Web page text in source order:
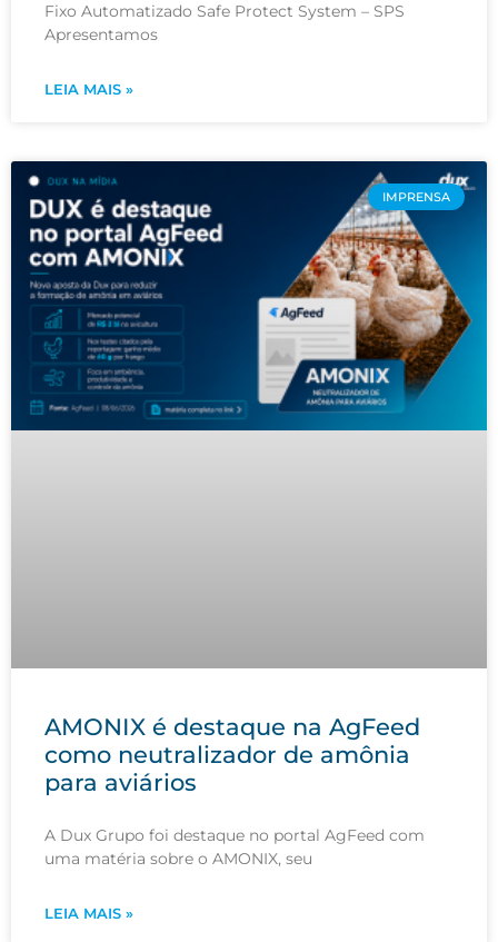
Fixo Automatizado Safe Protect System – SPS
Apresentamos
LEIA MAIS »
IMPRENSA
AMONIX é destaque na AgFeed
como neutralizador de amônia
para aviários
A Dux Grupo foi destaque no portal AgFeed com
uma matéria sobre o AMONIX, seu
LEIA MAIS »